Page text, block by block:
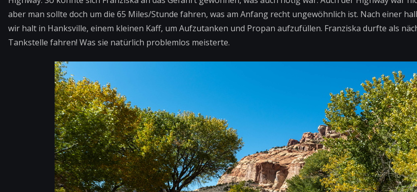
aber man sollte doch um die 65 Miles/Stunde fahren, was am Anfang recht ungewöhnlich ist. Nach einer
wir halt in Hanksville, einem kleinen Kaff, um Aufzutanken und Propan aufzufüllen. Franziska durfte als
Tankstelle fahren! Was sie natürlich problemlos meisterte.